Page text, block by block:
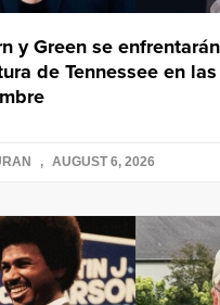
y Green se
de Tennessee en
AUGUST 6, 2026